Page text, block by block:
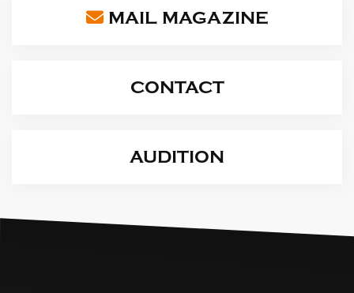
MAIL MAGAZINE
CONTACT
AUDITION